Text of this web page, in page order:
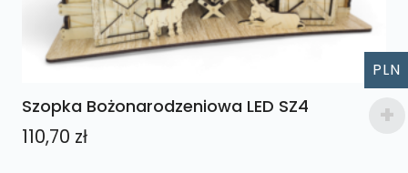
Szopka Bożonarodzeniowa LED SZ4
110,70 zł
PLN